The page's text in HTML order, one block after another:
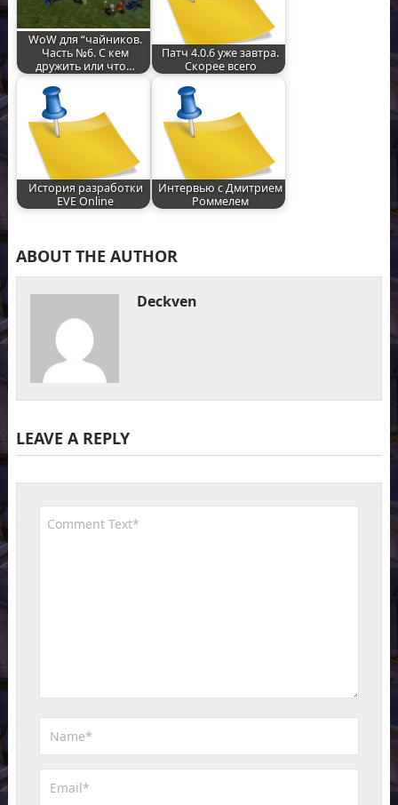
WoW для “чайников.
Часть №6. C кем
дружить или что…
Патч 4.0.6 уже завтра.
Скорее всего
История разработки
EVE Online
Интервью с Дмитрием
Роммелем
ABOUT THE AUTHOR
Deckven
LEAVE A REPLY